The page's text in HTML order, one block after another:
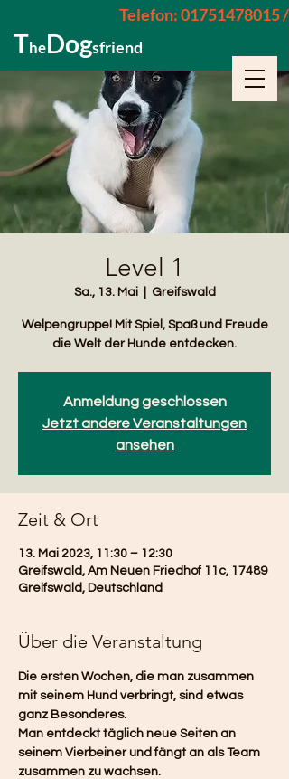
TheDogsfriend
Telefon: 01751478015 /
Level 1
Sa., 13. Mai
  |
Greifswald
Welpengruppe! Mit Spiel, Spaß und Freude
die Welt der Hunde entdecken.
Anmeldung geschlossen
Jetzt andere Veranstaltungen
ansehen
Zeit & Ort
13. Mai 2023, 11:30 – 12:30
Greifswald, Am Neuen Friedhof 11c, 17489
Greifswald, Deutschland
Über die Veranstaltung
Die ersten Wochen, die man zusammen
mit seinem Hund verbringt, sind etwas
ganz Besonderes.
Man entdeckt täglich neue Seiten an
seinem Vierbeiner und fängt an als Team
zusammen zu wachsen.